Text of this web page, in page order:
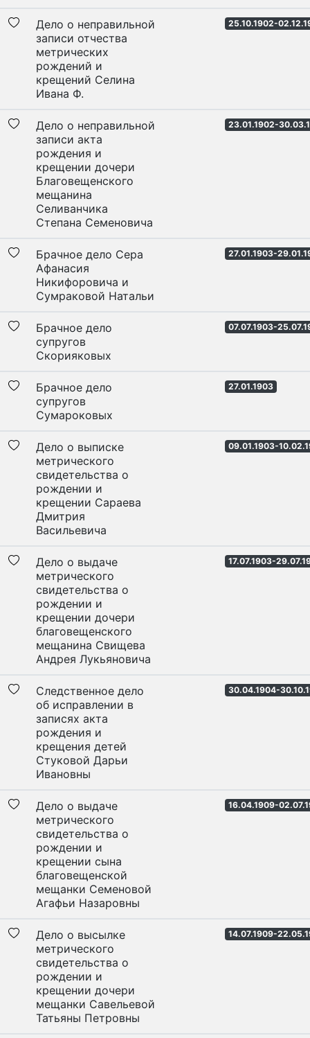
Дело о неправильной
записи отчества
метрических
рождений и
крещений Селина
Ивана Ф.
25.10.1902-
Дело о неправильной
записи акта
рождения и
крещении дочери
Благовещенского
мещанина
Селиванчика
Степана Семеновича
23.01.1902-
Брачное дело Сера
Афанасия
Никифоровича и
Сумраковой Натальи
27.01.1903-
Брачное дело
супругов
Скорияковых
07.07.1903-
Брачное дело
супругов
Сумароковых
27.01.1903
Дело о выписке
метрического
свидетельства о
рождении и
крещении Сараева
Дмитрия
Васильевича
09.01.1903-
Дело о выдаче
метрического
свидетельства о
рождении и
крещении дочери
благовещенского
мещанина Свищева
Андрея Лукьяновича
17.07.1903-
Следственное дело
об исправлении в
записях акта
рождения и
крещения детей
Стуковой Дарьи
Ивановны
30.04.1904-
Дело о выдаче
метрического
свидетельства о
рождении и
крещении сына
благовещенской
мещанки Семеновой
Агафьи Назаровны
16.04.1909-
Дело о высылке
метрического
свидетельства о
рождении и
крещении дочери
мещанки Савельевой
Татьяны Петровны
14.07.1909-